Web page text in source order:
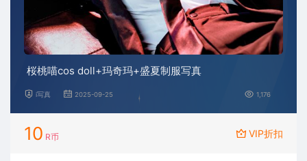
桜桃喵cos doll+玛奇玛+盛夏制服写真
i写真 2025-09-25 1,176
10 R币 VIP折扣